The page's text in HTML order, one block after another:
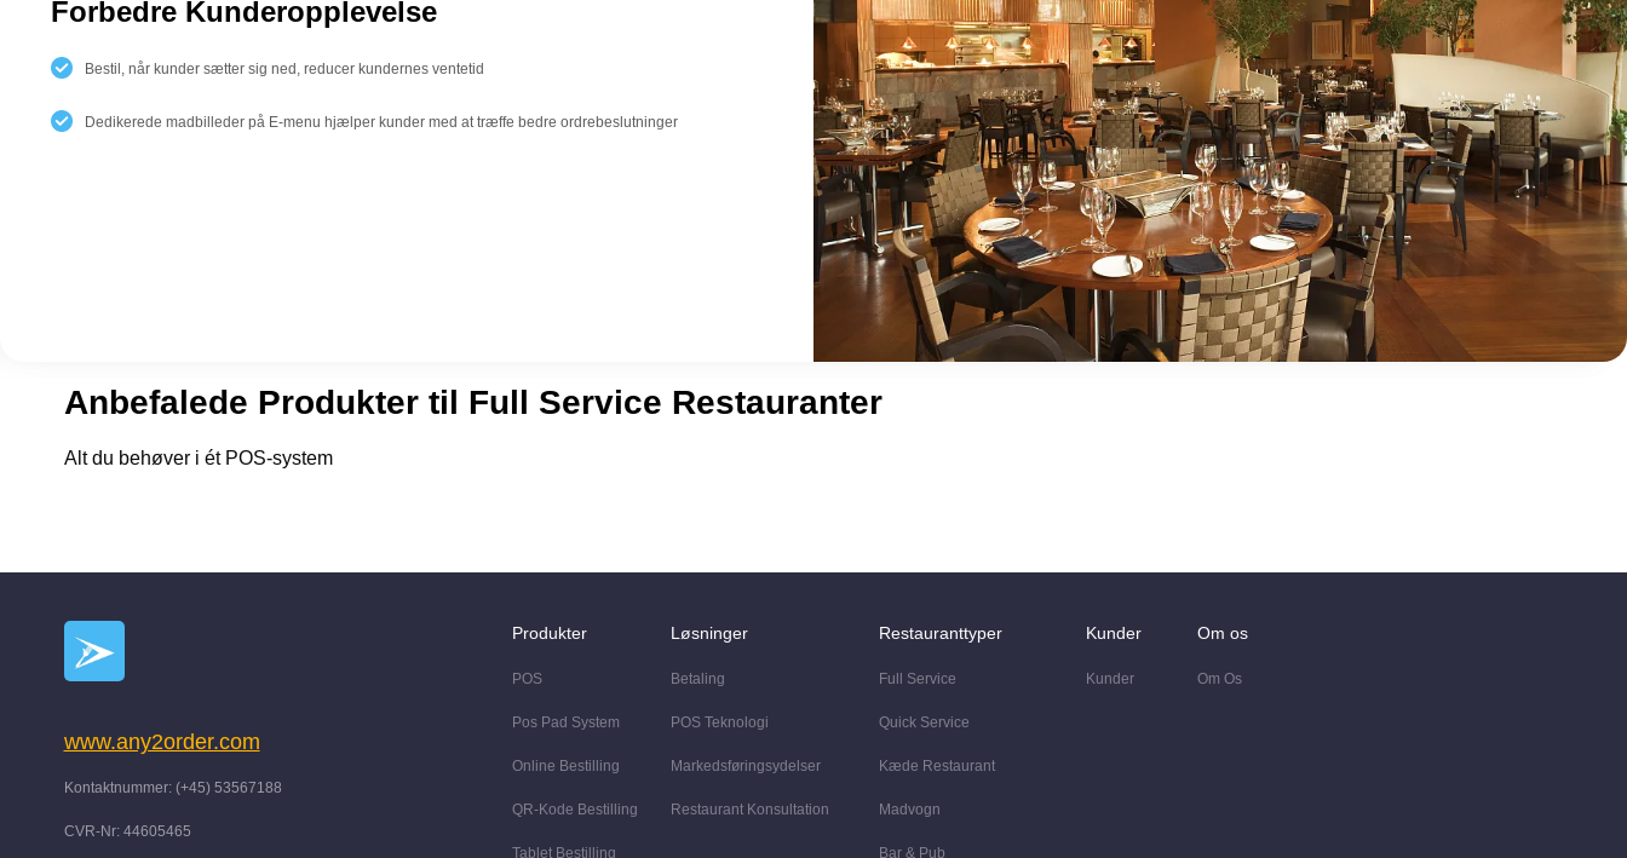
Forbedre Kunderopplevelse
Bestil, når kunder sætter sig ned, reducer kundernes ventetid
Dedikerede madbilleder på E-menu hjælper kunder med at træffe bedre ordrebeslutninger
Anbefalede Produkter til Full Service Restauranter
Alt du behøver i ét POS-system
www.any2order.com
Kontaktnummer: (+45) 53567188
CVR-Nr: 44605465
Produkter
POS
Pos Pad System
Online Bestilling
QR-Kode Bestilling
Tablet Bestilling
Løsninger
Betaling
POS Teknologi
Markedsføringsydelser
Restaurant Konsultation
Restauranttyper
Full Service
Quick Service
Kæde Restaurant
Madvogn
Bar & Pub
Kunder
Kunder
Om os
Om Os